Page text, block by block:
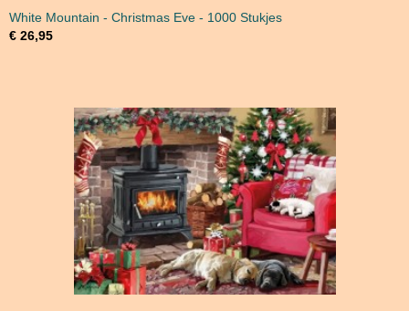
White Mountain - Christmas Eve - 1000 Stukjes
€ 26,95